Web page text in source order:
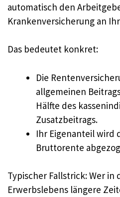
automatisch den
Krankenversicherung an
Das bedeutet konkret:
Die
allgemeinen
Hälfte des
Zusatzbeitrags.
Ihr Eigenanteil wird
Bruttorente
Typischer Fallstrick: Wer in
Erwerbslebens längere